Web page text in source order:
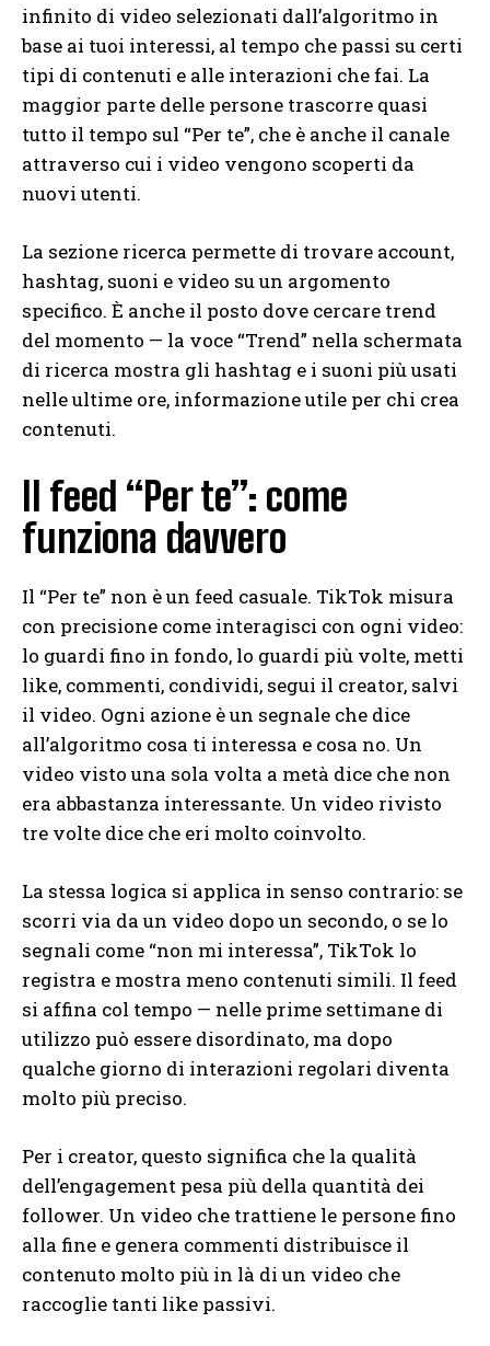
infinito di video selezionati dall’algoritmo in
base ai tuoi interessi, al tempo che passi su certi
tipi di contenuti e alle interazioni che fai. La
maggior parte delle persone trascorre quasi
tutto il tempo sul “Per te”, che è anche il canale
attraverso cui i video vengono scoperti da
nuovi utenti.
La sezione ricerca permette di trovare account,
hashtag, suoni e video su un argomento
specifico. È anche il posto dove cercare trend
del momento — la voce “Trend” nella schermata
di ricerca mostra gli hashtag e i suoni più usati
nelle ultime ore, informazione utile per chi crea
contenuti.
Il feed “Per te”: come
funziona davvero
Il “Per te” non è un feed casuale. TikTok misura
con precisione come interagisci con ogni video:
lo guardi fino in fondo, lo guardi più volte, metti
like, commenti, condividi, segui il creator, salvi
il video. Ogni azione è un segnale che dice
all’algoritmo cosa ti interessa e cosa no. Un
video visto una sola volta a metà dice che non
era abbastanza interessante. Un video rivisto
tre volte dice che eri molto coinvolto.
La stessa logica si applica in senso contrario: se
scorri via da un video dopo un secondo, o se lo
segnali come “non mi interessa”, TikTok lo
registra e mostra meno contenuti simili. Il feed
si affina col tempo — nelle prime settimane di
utilizzo può essere disordinato, ma dopo
qualche giorno di interazioni regolari diventa
molto più preciso.
Per i creator, questo significa che la qualità
dell’engagement pesa più della quantità dei
follower. Un video che trattiene le persone fino
alla fine e genera commenti distribuisce il
contenuto molto più in là di un video che
raccoglie tanti like passivi.